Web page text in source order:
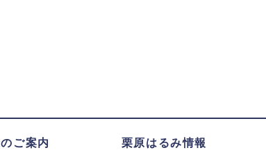
ご案内 栗原はるみ情報